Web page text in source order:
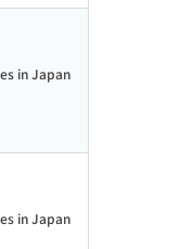
in Japan
in Japan